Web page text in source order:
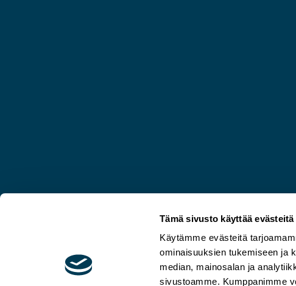
Tämä sivusto käyttää evästeitä
Käytämme evästeitä
ominaisuuksien tukemiseen ja
median, mainosalan ja
sivustoamme. Kumppanimme